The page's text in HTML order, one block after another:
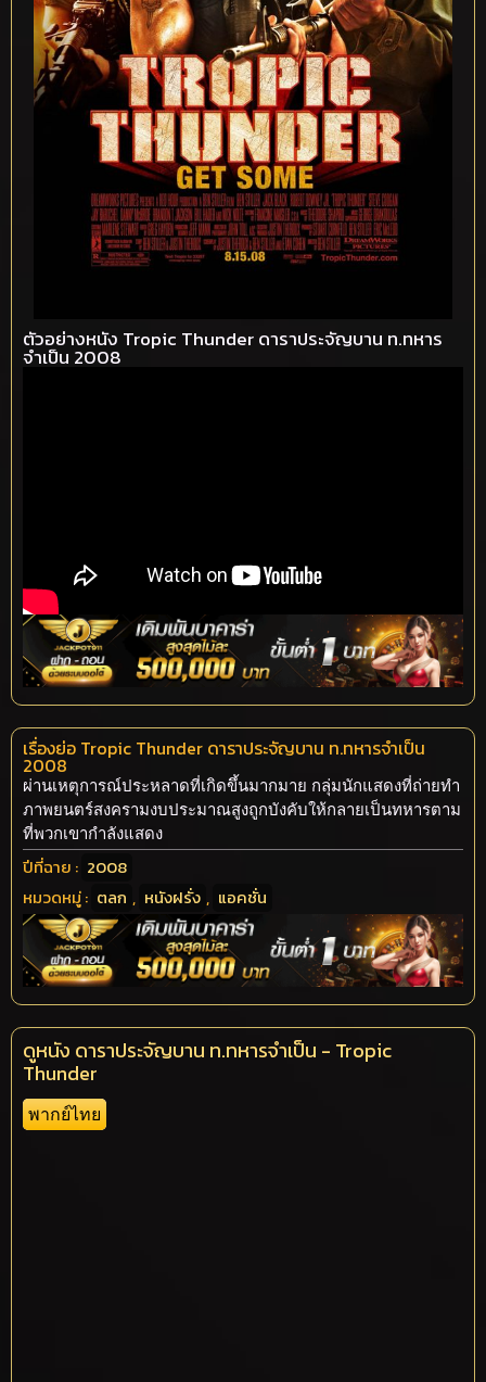
ตัวอย่างหนัง Tropic Thunder ดาราประจัญบาน ท.ทหาร
จำเป็น 2008
เรื่องย่อ Tropic Thunder ดาราประจัญบาน ท.ทหารจำเป็น
2008
ผ่านเหตุการณ์ประหลาดที่เกิดขึ้นมากมาย กลุ่มนักแสดงที่ถ่ายทำ
ภาพยนตร์สงครามงบประมาณสูงถูกบังคับให้กลายเป็นทหารตาม
ที่พวกเขากำลังแสดง
ปีที่ฉาย : 2008
หมวดหมู่ : ตลก , หนังฝรั่ง , แอคชั่น
ดูหนัง ดาราประจัญบาน ท.ทหารจำเป็น - Tropic
Thunder
พากย์ไทย